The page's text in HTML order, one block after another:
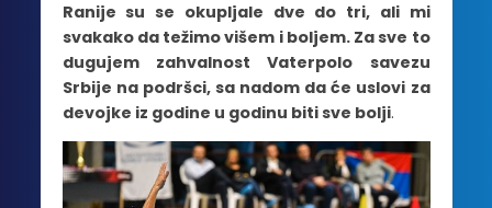
Ranije su se okupljale dve do tri, ali mi
svakako da težimo višem i boljem. Za sve to
dugujem zahvalnost Vaterpolo savezu
Srbije na podršci, sa nadom da će uslovi za
devojke iz godine u godinu biti sve bolji.